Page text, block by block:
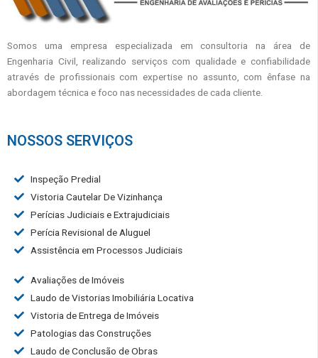
Somos uma empresa especializada em consultoria na área de
Engenharia Civil, realizando serviços com qualidade e confiabilidade
através de profissionais com expertise no assunto, com ênfase na
abordagem técnica e foco nas necessidades de cada cliente.
NOSSOS SERVIÇOS
Inspeção Predial
Vistoria Cautelar De Vizinhança
Perícias Judiciais e Extrajudiciais
Perícia Revisional de Aluguel
Assistência em Processos Judiciais
Avaliações de Imóveis
Laudo de Vistorias Imobiliária Locativa
Vistoria de Entrega de Imóveis
Patologias das Construções
Laudo de Conclusão de Obras